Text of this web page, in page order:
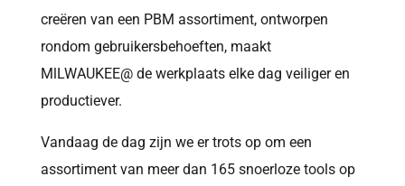
creëren van een PBM assortiment, ontworpen
rondom gebruikersbehoeften, maakt
MlLWAUKEE@ de werkplaats elke dag veiliger en
productiever.
Vandaag de dag zijn we er trots op om een
assortiment van meer dan 165 snoerloze tools op